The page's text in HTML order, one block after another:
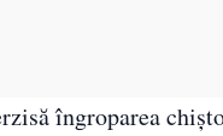
îngroparea